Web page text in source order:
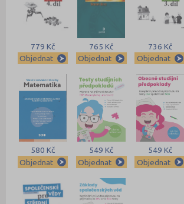
779 Kč
Objednat
765 Kč
Objednat
736 Kč
Objednat
580 Kč
Objednat
549 Kč
Objednat
549 Kč
Objednat